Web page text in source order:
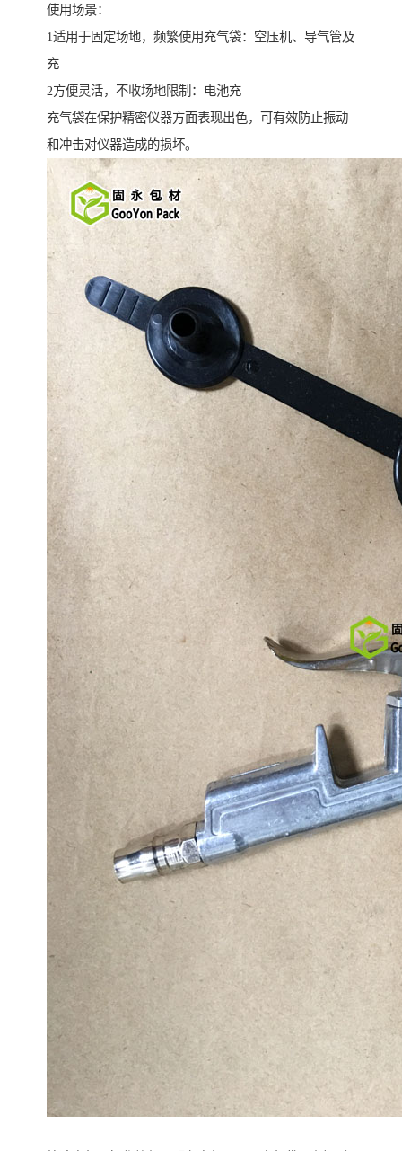
使用场景：
1适用于固定场地，频繁使用充气袋：空压机、导气管及
充
2方便灵活，不收场地限制：电池充
充气袋在保护精密仪器方面表现出色，可有效防止振动
和冲击对仪器造成的损坏。